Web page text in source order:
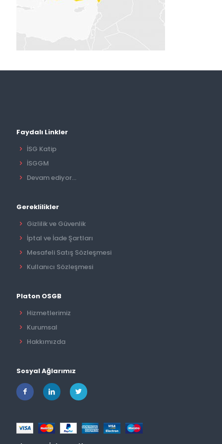
Faydalı Linkler
İSG Katip
İSGGM
Devam ediyor...
Gereklilikler
Gizlilik ve Güvenlik
İptal ve İade Şartları
Mesafeli Satış Sözleşmesi
Kullanıcı Sözleşmesi
Platon OSGB
Hizmetlerimiz
Kurumsal
Hakkımızda
Sosyal Ağlarımız